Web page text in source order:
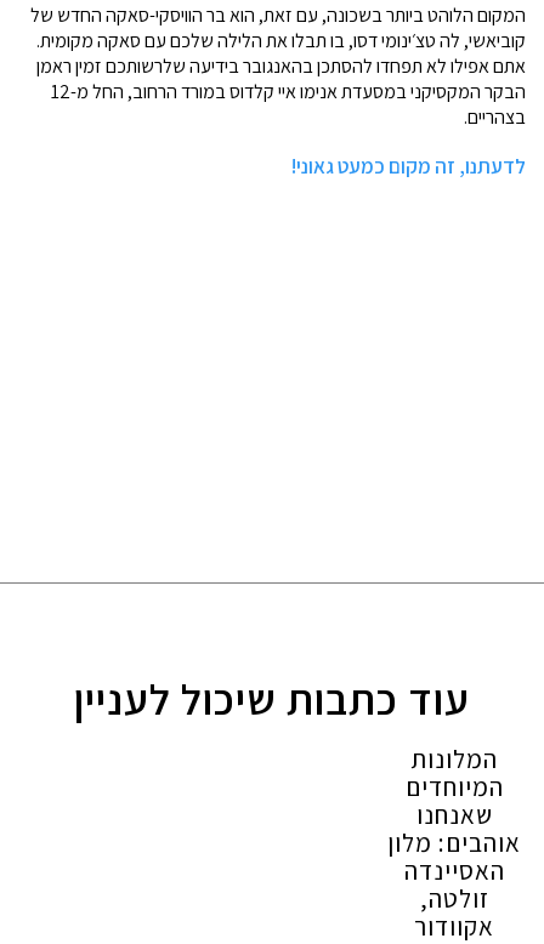
המקום הלוהט ביותר בשכונה, עם זאת, הוא בר הוויסקי-סאקה החדש של
קוביאשי, לה טצ׳ינומי דסו, בו תבלו את הלילה שלכם עם סאקה מקומית.
אתם אפילו לא תפחדו להסתכן בהאנגובר בידיעה שלרשותכם זמין ראמן
הבקר המקסיקני במסעדת אנימו איי קלדוס במורד הרחוב, החל מ-12
בצהריים.
לדעתנו, זה מקום כמעט גאוני!
עוד כתבות שיכול לעניין
המלונות
המיוחדים
שאנחנו
אוהבים: מלון
האסיינדה
זולטה,
אקוודור